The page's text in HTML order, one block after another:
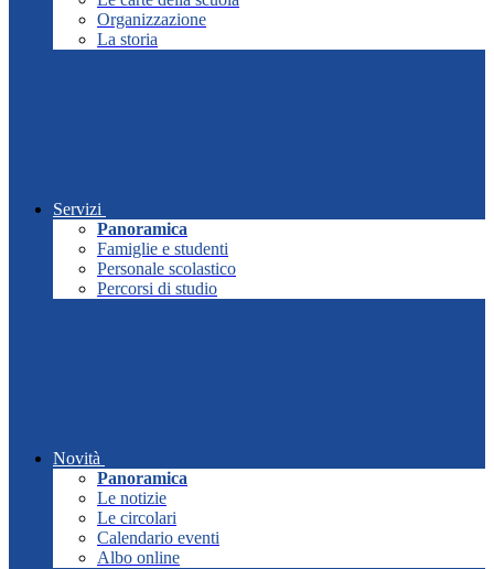
Organizzazione
La storia
Servizi
Panoramica
Famiglie e studenti
Personale scolastico
Percorsi di studio
Novità
Panoramica
Le notizie
Le circolari
Calendario eventi
Albo online